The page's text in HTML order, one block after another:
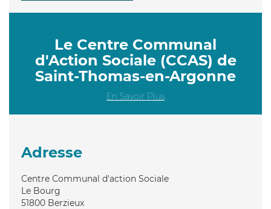
Le Centre Communal
d'Action Sociale (CCAS) de
Saint-Thomas-en-Argonne
En Savoir Plus
Adresse
Centre Communal d'action Sociale
Le Bourg
51800 Berzieux